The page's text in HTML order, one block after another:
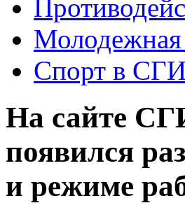
Молодежная
Спорт в
На сайте
появился
и режиме